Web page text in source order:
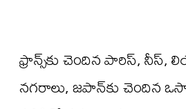
ఫ్రాన్స్‌కు చెందిన పారిస్,
నగరాలు, జపాన్‌కు చెందిన